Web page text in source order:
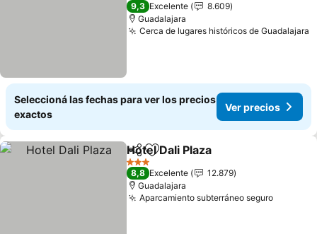
9,3 Excelente
8.609
Guadalajara
Cerca de lugares históricos de Guadalajara
Seleccioná las fechas para ver los precios
exactos
Ver precios
CompartirAñadir a favoritos
Hotel Dali Plaza
3 Estrellas
8,8 Excelente
12.879
Guadalajara
Aparcamiento subterráneo seguro